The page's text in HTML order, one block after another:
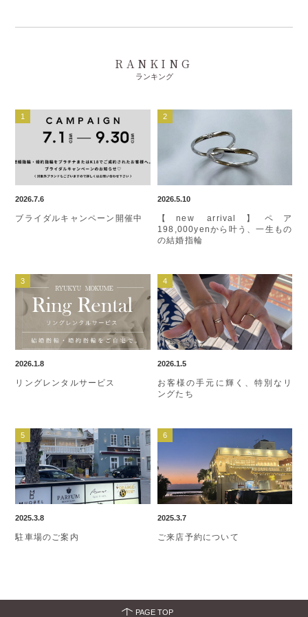
RANKING
ランキング
2026.7.6
ブライダルキャンペーン開催中
2026.5.10
【new arrival】ペア
198,000yenから叶う、一生もの
の結婚指輪
2026.1.8
リングレンタルサービス
2026.1.5
お客様の手元に輝く、特別なリ
ングたち
2025.3.8
駐車場のご案内
2025.3.7
ご来店予約について
PAGE TOP